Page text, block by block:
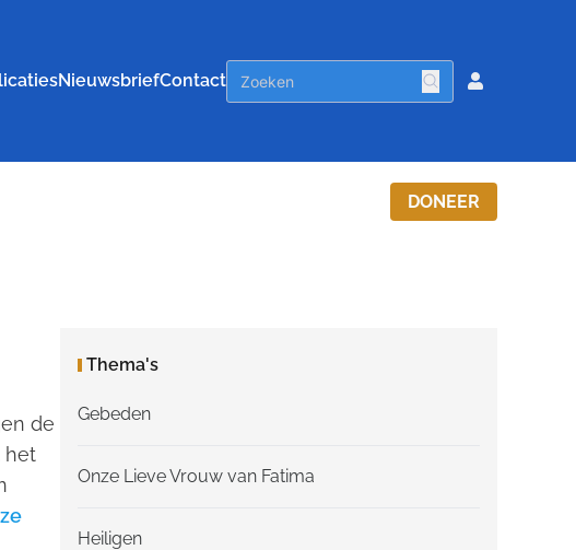
NieuwsbriefContact
DONEER
de
het
Thema's
Gebeden
Onze Lieve Vrouw van Fatima
Heiligen